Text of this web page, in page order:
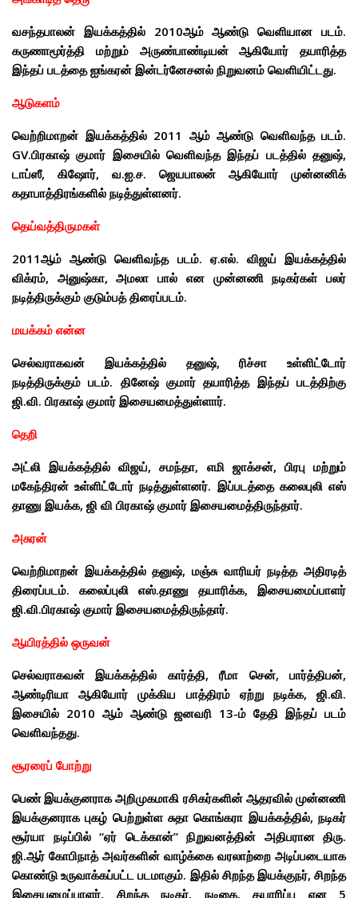
வசந்தபாலன் இயக்கத்தில் 2010ஆம் ஆண்டு வெளியான படம்.
கருணாமூர்த்தி மற்றும் அருண்பாண்டியன் ஆகியோர் தயாரித்த
இந்தப் படத்தை ஐங்கரன் இன்டர்னேசனல் நிறுவனம் வெளியிட்டது.
ஆடுகளம்
வெற்றிமாறன் இயக்கத்தில் 2011 ஆம் ஆண்டு வெளிவந்த படம்.
GV.பிரகாஷ் குமார் இசையில் வெளிவந்த இந்தப் படத்தில் தனுஷ்,
டாப்ஸீ, கிஷோர், வ.ஐ.ச. ஜெயபாலன் ஆகியோர் முன்னனிக்
கதாபாத்திரங்களில் நடித்துள்ளனர்.
தெய்வத்திருமகள்
2011ஆம் ஆண்டு வெளிவந்த படம். ஏ.எல். விஜய் இயக்கத்தில்
விக்ரம், அனுஷ்கா, அமலா பால் என முன்னணி நடிகர்கள் பலர்
நடித்திருக்கும் குடும்பத் திரைப்படம்.
மயக்கம் என்ன
செல்வராகவன் இயக்கத்தில் தனுஷ், ரிச்சா உள்ளிட்டோர்
நடித்திருக்கும் படம். தினேஷ் குமார்தயாரித்த இந்தப் படத்திற்கு
ஜி.வி. பிரகாஷ் குமார் இசையமைத்துள்ளார்.
தெறி
அட்லி இயக்கத்தில் விஜய், சமந்தா, எமி ஜாக்சன், பிரபு மற்றும்
மகேந்திரன் உள்ளிட்டோர் நடித்துள்ளனர். இப்படத்தை கலைபுலி எஸ்
தாணு இயக்க, ஜி வி பிரகாஷ் குமார் இசையமைத்திருந்தார்.
அசுரன்
வெற்றிமாறன் இயக்கத்தில் தனுஷ், மஞ்சு வாரியர் நடித்த அதிரடித்
திரைப்படம். கலைப்புலி எஸ்.தாணு தயாரிக்க, இசையமைப்பாளர்
ஜி.வி.பிரகாஷ் குமார் இசையமைத்திருந்தார்.
ஆயிரத்தில் ஒருவன்
செல்வராகவன் இயக்கத்தில் கார்த்தி, ரீமா சென், பார்த்திபன்,
ஆண்டிரியா ஆகியோர் முக்கிய பாத்திரம் ஏற்று நடிக்க, ஜி.வி.
இசையில் 2010 ஆம் ஆண்டு ஜனவரி 13-ம் தேதி இந்தப் படம்
வெளிவந்தது.
சூரரைப் போற்று
பெண் இயக்குனராக அறிமுகமாகி ரசிகர்களின் ஆதரவில் முன்னணி
இயக்குனராக புகழ் பெற்றுள்ள சுதா கொங்கரா இயக்கத்தில், நடிகர்
சூர்யா நடிப்பில் “ஏர் டெக்கான்” நிறுவனத்தின் அதிபரான திரு.
ஜி.ஆர் கோபிநாத் அவர்களின் வாழ்க்கை வரலாற்றை அடிப்படையாக
கொண்டு உருவாக்கப்பட்ட படமாகும். இதில் சிறந்த இயக்குநர், சிறந்த
இசையமைப்பாளர், சிறந்த நடிகர், நடிகை, தயாரிப்பு என 5